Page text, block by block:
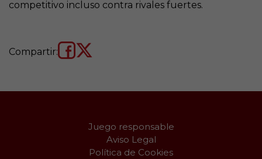
competitivo incluso contra rivales fuertes.
Compartir:
Juego responsable
Aviso Legal
Política de Cookies